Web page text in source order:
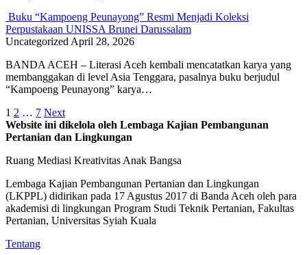
Buku “Kampoeng Peunayong” Resmi Menjadi Koleksi
Perpustakaan UNISSA Brunei Darussalam
Uncategorized April 28, 2026
BANDA ACEH – Literasi Aceh kembali mencatatkan karya yang
membanggakan di level Asia Tenggara, pasalnya buku berjudul
“Kampoeng Peunayong” karya…
Posts
pagination
1 2 … 7 Next
Website ini dikelola oleh Lembaga Kajian Pembangunan
Pertanian dan Lingkungan
Ruang Mediasi Kreativitas Anak Bangsa
Lembaga Kajian Pembangunan Pertanian dan Lingkungan
(LKPPL) didirikan pada 17 Agustus 2017 di Banda Aceh oleh para
akademisi di lingkungan Program Studi Teknik Pertanian, Fakultas
Pertanian, Universitas Syiah Kuala
Tentang